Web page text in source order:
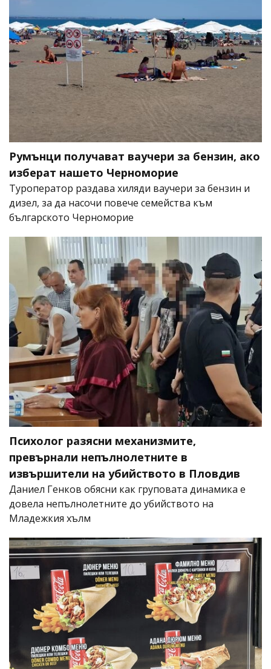
Румънци получават ваучери за бензин, ако
изберат нашето Черноморие
Туроператор раздава хиляди ваучери за бензин и
дизел, за да насочи повече семейства към
българското Черноморие
Психолог разясни механизмите,
превърнали непълнолетните в
извършители на убийството в Пловдив
Даниел Генков обясни как груповата динамика е
довела непълнолетните до убийството на
Младежкия хълм